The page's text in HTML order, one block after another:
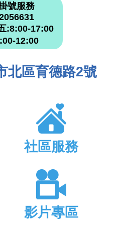
號服務
:8:00-17:00
12:00
北區育德路2號
社區服務
影片專區